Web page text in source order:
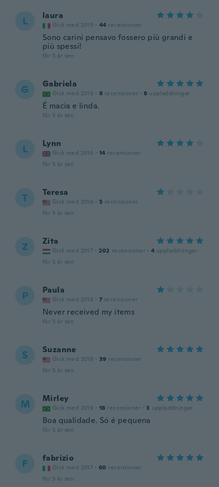
L laura
Gick med 2019 · 44 recensioner
Sono carini pensavo fossero più grandi e
più spessi!
för 5 år sen
G Gabriela
Gick med 2019 · 8 recensioner · 8 uppladdningar
É macia e linda.
för 5 år sen
L Lynn
Gick med 2016 · 14 recensioner
för 5 år sen
T Teresa
Gick med 2016 · 5 recensioner
för 5 år sen
Z Zita
Gick med 2017 · 202 recensioner · 4 uppladdningar
för 5 år sen
P Paula
Gick med 2018 · 7 recensioner
Never received my items
för 5 år sen
S Suzanne
Gick med 2018 · 39 recensioner
för 5 år sen
M Mirley
Gick med 2019 · 18 recensioner · 3 uppladdningar
Boa qualidade. Só é pequena
för 5 år sen
F fabrizio
Gick med 2017 · 60 recensioner
för 5 år sen